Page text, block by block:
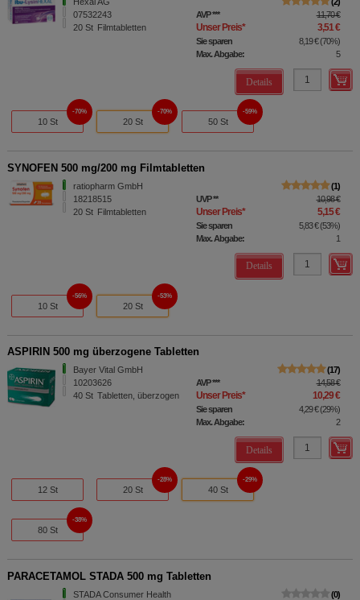
Hexal AG
07532243
20 St Filmtabletten
2
AVP*** 11,70 €
Unser Preis* 3,51 €
Sie sparen 8,19 €(70%)
Max. Abgabe:
5
Details
10 St
70%
20 St
70%
50 St
59%
SYNOFEN 500 mg/200 mg Filmtabletten
ratiopharm GmbH
18218515
20 St Filmtabletten
1
UVP** 10,98 €
Unser Preis* 5,15 €
Sie sparen 5,83 €(53%)
Max. Abgabe:
1
Details
10 St
56%
20 St
53%
ASPIRIN 500 mg überzogene Tabletten
Bayer Vital GmbH
10203626
40 St Tabletten, überzogen
17
AVP*** 14,58 €
Unser Preis* 10,29 €
Sie sparen 4,29 €(29%)
Max. Abgabe:
2
Details
12 St 20 St
28%
40 St
29%
80 St
38%
PARACETAMOL STADA 500 mg Tabletten
STADA Consumer Health
0